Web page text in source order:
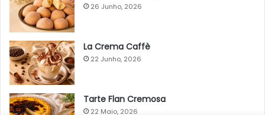
26 Junho, 2026
La Crema Caffè
22 Junho, 2026
Tarte Flan Cremosa
22 Maio, 2026